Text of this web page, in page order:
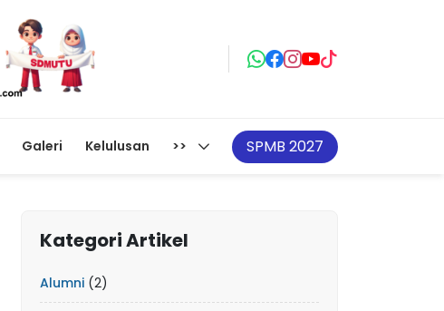
Galeri Kelulusan >> SPMB 2027
Kategori Artikel
Alumni (2)